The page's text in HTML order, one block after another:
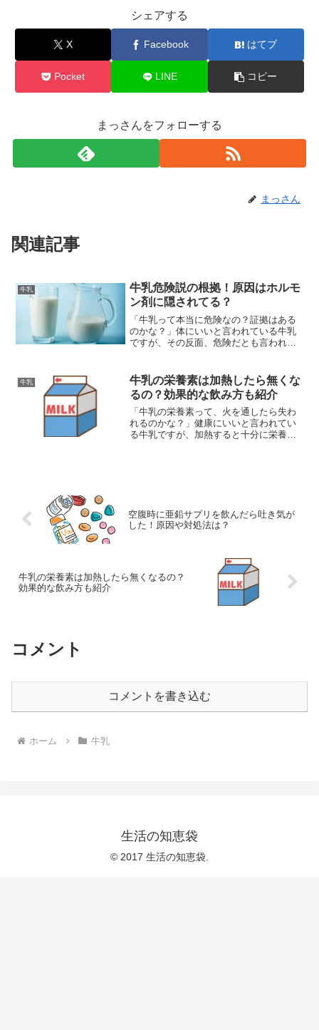
シェアする
X Facebook はてブ
Pocket LINE コピー
まっさんをフォローする
まっさん
関連記事
牛乳
牛乳危険説の根拠！原因はホルモ
ン剤に隠されてる？
「牛乳って本当に危険なの？証拠はある
のかな？」体にいいと言われている牛乳
ですが、その反面、危険だとも言われて
係性などの疑問解決策を紹介します!
牛乳
牛乳の栄養素は加熱したら無くな
るの？効果的な飲み方も紹介
「牛乳の栄養素って、火を通したら失わ
れるのかな？」健康にいいと言われてい
る牛乳ですが、加熱すると十分に栄養が
空腹時に亜鉛サプリを飲んだら吐き気が
した！原因や対処法は？
牛乳の栄養素は加熱したら無くなるの？
効果的な飲み方も紹介
コメント
コメントを書き込む
ホーム 牛乳
生活の知恵袋
© 2017 生活の知恵袋.